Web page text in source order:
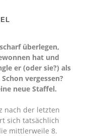
überlegen,
hat und
er (oder sie?) als
vergessen?
neue Staffel.
nach der letzten
sich tatsächlich
mittlerweile 8.